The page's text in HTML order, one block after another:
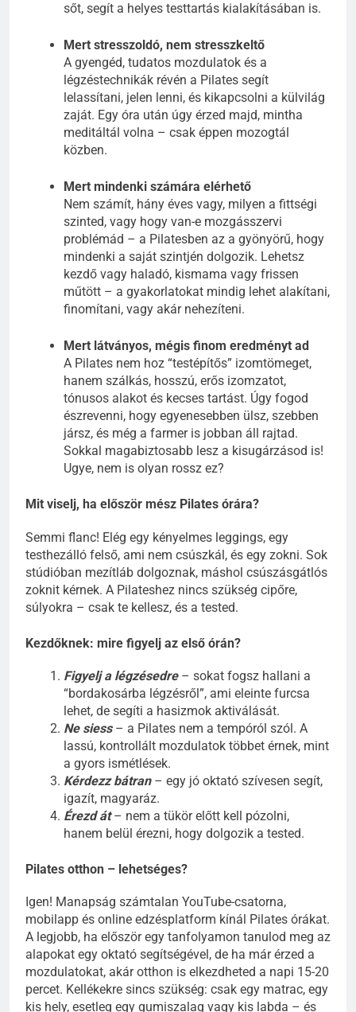
sőt, segít a helyes testtartás kialakításában is.
Mert stresszoldó, nem stresszkeltő
A gyengéd, tudatos mozdulatok és a
légzéstechnikák révén a Pilates segít
lelassítani, jelen lenni, és kikapcsolni a külvilág
zaját. Egy óra után úgy érzed majd, mintha
meditáltál volna – csak éppen mozogtál
közben.
Mert mindenki számára elérhető
Nem számít, hány éves vagy, milyen a fittségi
szinted, vagy hogy van-e mozgásszervi
problémád – a Pilatesben az a gyönyörű, hogy
mindenki a saját szintjén dolgozik. Lehetsz
kezdő vagy haladó, kismama vagy frissen
műtött – a gyakorlatokat mindig lehet alakítani,
finomítani, vagy akár nehezíteni.
Mert látványos, mégis finom eredményt ad
A Pilates nem hoz “testépítős” izomtömeget,
hanem szálkás, hosszú, erős izomzatot,
tónusos alakot és kecses tartást. Úgy fogod
észrevenni, hogy egyenesebben ülsz, szebben
jársz, és még a farmer is jobban áll rajtad.
Sokkal magabiztosabb lesz a kisugárzásod is!
Ugye, nem is olyan rossz ez?
Mit viselj, ha először mész Pilates órára?
Semmi flanc! Elég egy kényelmes leggings, egy
testhezálló felső, ami nem csúszkál, és egy zokni. Sok
stúdióban mezítláb dolgoznak, máshol csúszásgátlós
zoknit kérnek. A Pilateshez nincs szükség cipőre,
súlyokra – csak te kellesz, és a tested.
Kezdőknek: mire figyelj az első órán?
Figyelj a légzésedre– sokat fogsz hallani a
“bordakosárba légzésről”, ami eleinte furcsa
lehet, de segíti a hasizmok aktiválását.
Ne siess – a Pilates nem a tempóról szól. A
lassú, kontrollált mozdulatok többet érnek, mint
a gyors ismétlések.
Kérdezz bátran– egy jó oktató szívesen segít,
igazít, magyaráz.
Érezd át– nem a tükör előtt kell pózolni,
hanem belül érezni, hogy dolgozik a tested.
Pilates otthon – lehetséges?
Igen! Manapság számtalan YouTube-csatorna,
mobilapp és online edzésplatform kínál Pilates órákat.
A legjobb, ha először egy tanfolyamon tanulod meg az
alapokat egy oktató segítségével, de ha már érzed a
mozdulatokat, akár otthon is elkezdheted a napi 15-20
percet. Kellékekre sincs szükség: csak egy matrac, egy
kis hely, esetleg egy gumiszalag vagy kis labda – és